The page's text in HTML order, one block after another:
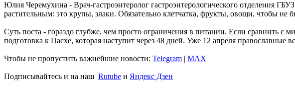
Юлия Черемухина - Врач-гастроэнтеролог гастроэнтерологического
растительным: это крупы, злаки. Обязательно клетчатка, фрукты, овощи, чтобы
Суть поста - гораздо глубже, чем просто ограничения в питании. Если сравнить
подготовка к Пасхе, которая наступит через 48 дней. Уже 12 апреля православные
Чтобы не пропустить важнейшие новости: Telegram | MAX
Подписывайтесь и на наш Rutube и Яндекс Дзен